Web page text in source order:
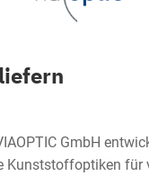
GmbH
Kunststoffoptiken für